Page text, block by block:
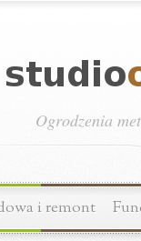
Ogrodzenia
i remont